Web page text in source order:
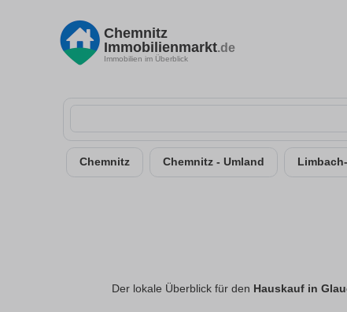
Chemnitz
Immobilienmarkt.de
Immobilien im Überblick
Chemnitz Chemnitz - Umland
Der lokale Überblick für den Hauskauf in